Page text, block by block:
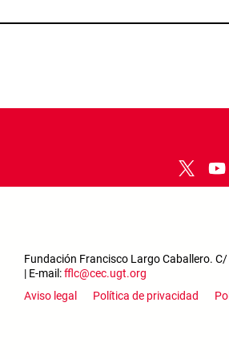
Fundación Francisco Largo Caballero.
| E-mail:fflc@cec.ugt.org
Footer
Aviso legal Política de privacidad